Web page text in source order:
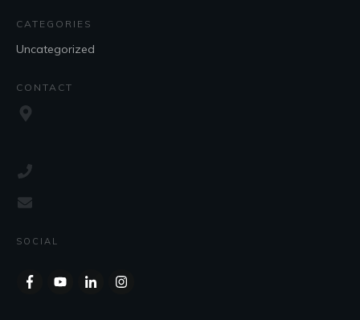
CATEGORIES
Uncategorized
CONTACT
SOCIAL